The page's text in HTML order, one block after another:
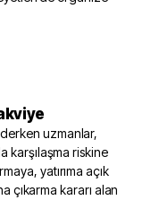
uzmanlar,
karşılaşma riskine
yatırıma açık
çıkarma kararı alan